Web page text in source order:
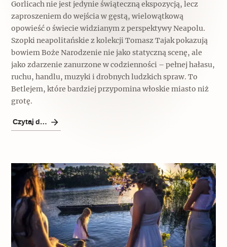
Niewykonalne? Nie dla Wawelu
Archeologia
Popularne
Szyb pierwszej windy w Warszawie
Świat
Zabierz mapę na wakacje!
Gorlicach nie jest jedynie świąteczną ekspozycją, lecz
zaproszeniem do wejścia w gęstą, wielowątkową
opowieść o świecie widzianym z perspektywy Neapolu.
Szopki neapolitańskie z kolekcji Tomasz Tajak pokazują
bowiem Boże Narodzenie nie jako statyczną scenę, ale
jako zdarzenie zanurzone w codzienności – pełnej hałasu,
ruchu, handlu, muzyki i drobnych ludzkich spraw. To
Betlejem, które bardziej przypomina włoskie miasto niż
grotę.
Czytaj dalej